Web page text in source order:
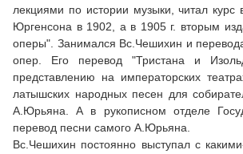
лекциями по истории музыки, читал
Юргенсона в 1902, а в 1905 г. вторым
оперы". Занимался Вс.Чешихин и
опер. Его перевод "Тристана и
представлению на императорских
латышских народных песен для
А.Юрьяна. А в рукописном отделе
перевод песни самого А.Юрьяна.
Вс.Чешихин постоянно выступал с